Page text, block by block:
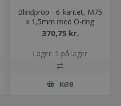
Blindprop - 6-kantet, M75
x 1,5mm med O-ring
370,75 kr.
Lager: 1 på lager
KØB